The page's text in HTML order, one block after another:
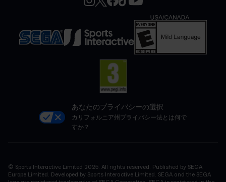
あなたのプライバシーの選択
カリフォルニア州プライバシー法とは何で
すか？
© Sports Interactive Limited 2025. All rights reserved. Published by SEGA
Europe Limited. Developed by Sports Interactive Limited. SEGA and the SEGA